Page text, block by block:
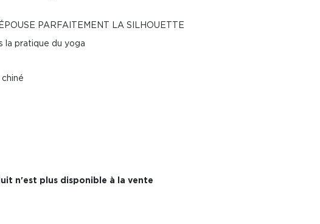
PARFAITEMENT LA SILHOUETTE
la pratique du yoga
n'est plus disponible à la vente